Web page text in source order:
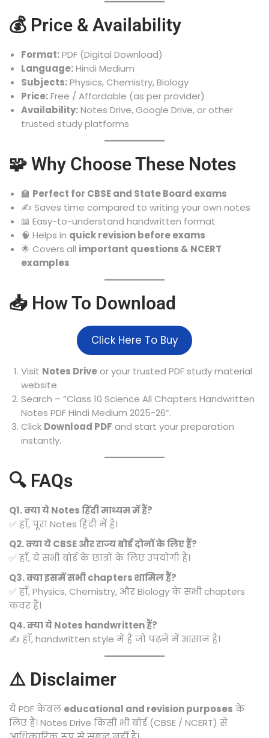
💰 Price & Availability
Format:PDF (Digital Download)
Language:Hindi Medium
Subjects:Physics, Chemistry, Biology
Price:Free / Affordable (as per provider)
Availability:Notes Drive, Google Drive, or other
trusted study platforms
🧩 Why Choose These Notes
🏫 Perfect for CBSE and State Board exams
✍️ Saves time compared to writing your own notes
📖 Easy-to-understand handwritten format
🧠 Helps in quick revision before exams
🌟 Covers all important questions & NCERT
examples
📥 How To Download
Click Here To Buy
Visit Notes Driveor your trusted PDF study material
website.
Search – “Class 10 Science All Chapters Handwritten
Notes PDF Hindi Medium 2025-26”.
Click Download PDF and start your preparation
instantly.
🔍 FAQs
Q1. क्या ये Notes हिंदी माध्यम में हैं?
✅ हाँ, पूरा Notes हिंदी में है।
Q2. क्या ये CBSE और राज्य बोर्ड दोनों के लिए हैं?
✅ हाँ, ये सभी बोर्ड के छात्रों के लिए उपयोगी हैं।
Q3. क्या इसमें सभी chapters शामिल हैं?
✅ हाँ, Physics, Chemistry, और Biology के सभी chapters
कवर हैं।
Q4. क्या ये Notes handwritten हैं?
✍️ हाँ, handwritten style में हैं जो पढ़ने में आसान है।
⚠️ Disclaimer
ये PDF केवल educational and revision purposes के
लिए हैं। Notes Drive किसी भी बोर्ड (CBSE / NCERT) से